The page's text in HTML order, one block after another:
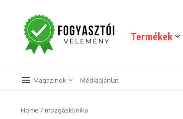
Termékek
Magazinok Médiaajánlat
Home / mozgásklinika